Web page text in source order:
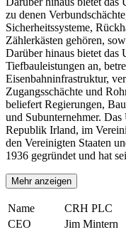
zu denen
Sicherheitssysteme,
Zählerkästen gehören,
Darüber hinaus bietet das
Tiefbauleistungen an,
Eisenbahninfrastruktur,
Zugangsschächte und
beliefert Regierungen,
und Subunternehmer.
Republik Irland, im
den Vereinigten Staaten
1936 gegründet und hat
Mehr anzeigen
Name
CRH PLC
CEO
Jim Mintern